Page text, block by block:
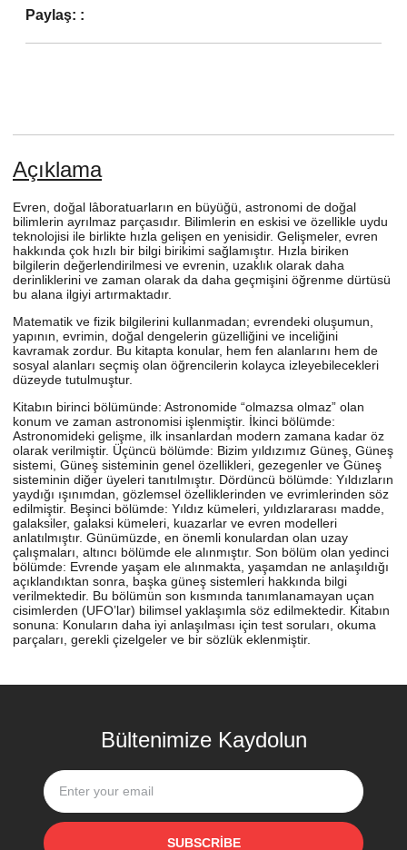
Paylaş: :
Açıklama
Evren, doğal lâboratuarların en büyüğü, astronomi de doğal
bilimlerin ayrılmaz parçasıdır. Bilimlerin en eskisi ve özellikle uydu
teknolojisi ile birlikte hızla gelişen en yenisidir. Gelişmeler, evren
hakkında çok hızlı bir bilgi birikimi sağlamıştır. Hızla biriken
bilgilerin değerlendirilmesi ve evrenin, uzaklık olarak daha
derinliklerini ve zaman olarak da daha geçmişini öğrenme dürtüsü
bu alana ilgiyi artırmaktadır.
Matematik ve fizik bilgilerini kullanmadan; evrendeki oluşumun,
yapının, evrimin, doğal dengelerin güzelliğini ve inceliğini
kavramak zordur. Bu kitapta konular, hem fen alanlarını hem de
sosyal alanları seçmiş olan öğrencilerin kolayca izleyebilecekleri
düzeyde tutulmuştur.
Kitabın birinci bölümünde: Astronomide “olmazsa olmaz” olan
konum ve zaman astronomisi işlenmiştir. İkinci bölümde:
Astronomideki gelişme, ilk insanlardan modern zamana kadar öz
olarak verilmiştir. Üçüncü bölümde: Bizim yıldızımız Güneş, Güneş
sistemi, Güneş sisteminin genel özellikleri, gezegenler ve Güneş
sisteminin diğer üyeleri tanıtılmıştır. Dördüncü bölümde: Yıldızların
yaydığı ışınımdan, gözlemsel özelliklerinden ve evrimlerinden söz
edilmiştir. Beşinci bölümde: Yıldız kümeleri, yıldızlararası madde,
galaksiler, galaksi kümeleri, kuazarlar ve evren modelleri
anlatılmıştır. Günümüzde, en önemli konulardan olan uzay
çalışmaları, altıncı bölümde ele alınmıştır. Son bölüm olan yedinci
bölümde: Evrende yaşam ele alınmakta, yaşamdan ne anlaşıldığı
açıklandıktan sonra, başka güneş sistemleri hakkında bilgi
verilmektedir. Bu bölümün son kısmında tanımlanamayan uçan
cisimlerden (UFO’lar) bilimsel yaklaşımla söz edilmektedir. Kitabın
sonuna: Konuların daha iyi anlaşılması için test soruları, okuma
parçaları, gerekli çizelgeler ve bir sözlük eklenmiştir.
Bültenimize Kaydolun
SUBSCRIBE